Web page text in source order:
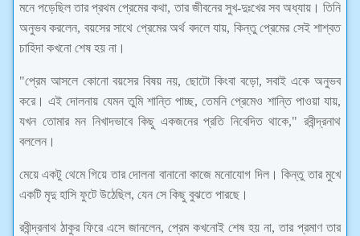
মনে পড়েছিল তার প্রথম প্রেমের কথা, তার জীবনের সুখ-দুঃখের সব অধ্যায়। তিনি
অনুভব করলেন, বয়সের সাথে প্রেমের অর্থ বদলে যায়, কিন্তু প্রেমের সেই শাশ্বত
চাহিদা কখনো শেষ হয় না।
"প্রেম আসলে কোনো বয়সের বিষয় নয়, ছোটো কিংবা বড়ো, সবাই একে অনুভব
করে। এই দোলনায় যেমন তুমি শান্তি পাচ্ছ, তেমনি প্রেমেও শান্তি পাওয়া যায়,
যখন তোমার মন নিখাদভাবে কিছু একজনের প্রতি নিবেদিত থাকে," রবীন্দ্রনাথ
বললেন।
মেয়ে একটু থেমে গিয়ে তার দোলনা বানানো কাজে মনোযোগ দিল। কিন্তু তার মুখে
একটি মৃদু হাসি ফুটে উঠেছিল, যেন সে কিছু বুঝতে পারছে।
রবীন্দ্রনাথ ঠাকুর ফিরে এসে জানলেন, প্রেম কখনোই শেষ হয় না, তার প্রমাণ তার